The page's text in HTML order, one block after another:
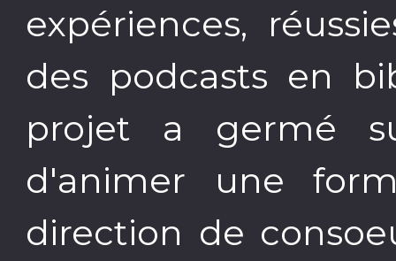
expériences,
des podcasts en
projet a germé
d'animer une
direction de